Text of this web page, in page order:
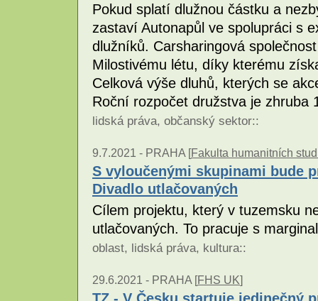
Pokud splatí dlužnou částku a
zastaví Autonapůl ve spolupráci s
dlužníků. Carsharingová
Milostivému létu, díky kterému
Celková výše dluhů, kterých se
Roční rozpočet družstva je zhruba
lidská práva, občanský sektor::
9.7.2021 - PRAHA [Fakulta humanitních
S vyloučenými skupinami bude
Divadlo utlačovaných
Cílem projektu, který v tuzemsku
utlačovaných. To pracuje s
oblast, lidská práva, kultura::
29.6.2021 - PRAHA [FHS UK]
TZ - V Česku startuje jedinečný